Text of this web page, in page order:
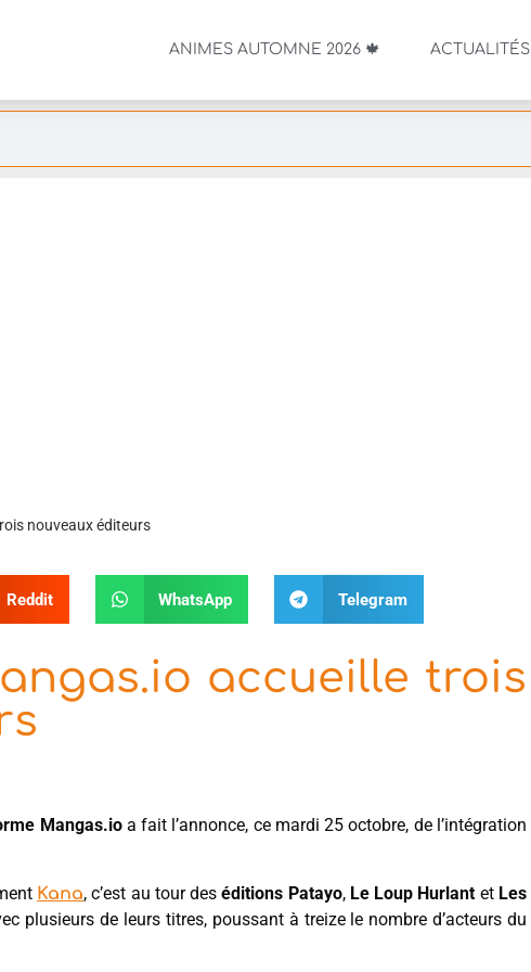
ANIMES AUTOMNE 2026 🍁 ACTUALITÉS
nouveaux éditeurs
Reddit WhatsApp Telegram
accueille trois
Mangas.ioa fait l’annonce, ce mardi 25 octobre, de l’intégration
Kana, c’est au tour deséditions Patayo, Le Loup Hurlant et Les
plusieurs de leurs titres, poussant à treize le nombre d’acteurs du